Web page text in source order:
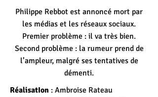
Philippe Rebbot est annoncé mort par
les médias et les réseaux sociaux.
Premier problème : il va très bien.
Second problème : la rumeur prend de
l’ampleur, malgré ses tentatives de
démenti.
RéalisatIon : Ambroise Rateau